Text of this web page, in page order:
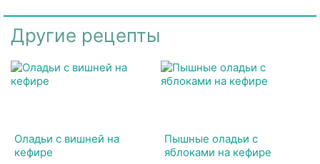
Другие рецепты
Оладьи с вишней на
кефире
Пышные оладьи с
яблоками на кефире